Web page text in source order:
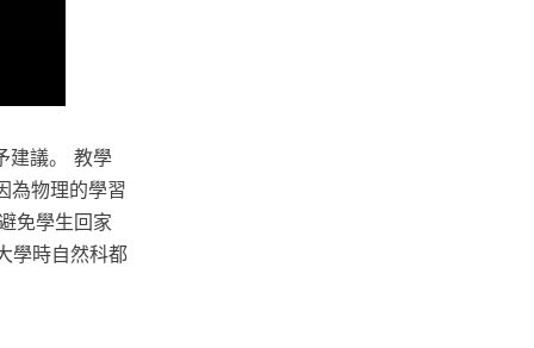
建議。 教學
為物理的學習
免學生回家
學時自然科都